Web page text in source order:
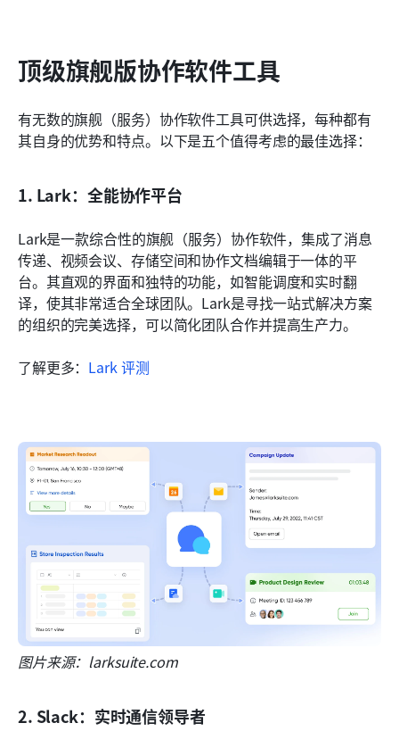
顶级旗舰版协作软件工具
有无数的旗舰（服务）协作软件工具可供选择，每种都有
其自身的优势和特点。以下是五个值得考虑的最佳选择：
1. Lark：全能协作平台
Lark是一款综合性的旗舰（服务）协作软件，集成了消息
传递、视频会议、存储空间和协作文档编辑于一体的平
台。其直观的界面和独特的功能，如智能调度和实时翻
译，使其非常适合全球团队。Lark是寻找一站式解决方案
的组织的完美选择，可以简化团队合作并提高生产力。
了解更多： Lark 评测
图片来源：larksuite.com
2. Slack：实时通信领导者